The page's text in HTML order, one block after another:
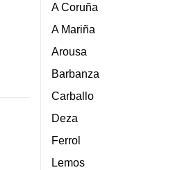
A Coruña
A Mariña
Arousa
Barbanza
Carballo
Deza
Ferrol
Lemos